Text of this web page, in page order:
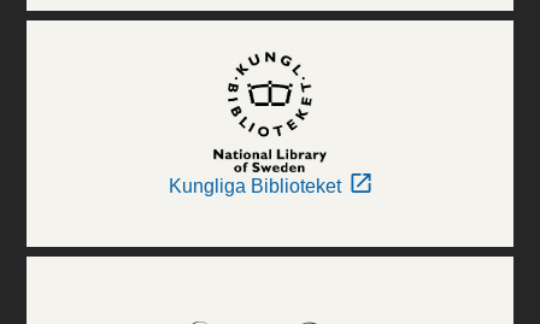
Kungliga Biblioteket